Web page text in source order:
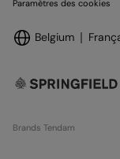
Paramètres des cookies
Belgium
Brands Tendam